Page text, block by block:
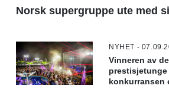
Norsk supergruppe ute med
NYHET -
Vinneren av
prestisjetunge
konkurransen